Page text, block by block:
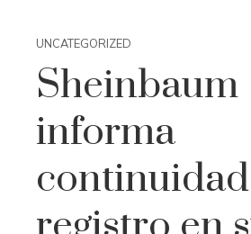
UNCATEGORIZED
Sheinbaum
informa